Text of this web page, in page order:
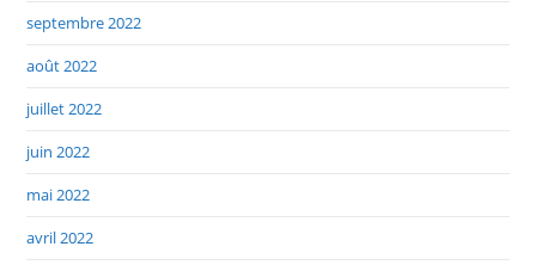
septembre 2022
août 2022
juillet 2022
juin 2022
mai 2022
avril 2022